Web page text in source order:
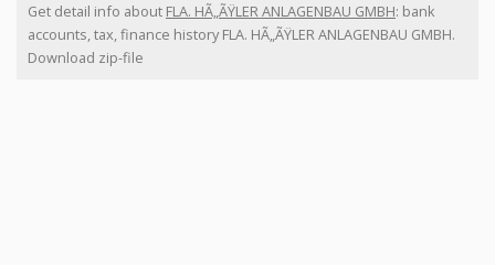
Get detail info about FLA. HÃ„ÃŸLER ANLAGENBAU GMBH: bank
accounts, tax, finance history FLA. HÃ„ÃŸLER ANLAGENBAU GMBH.
Download zip-file